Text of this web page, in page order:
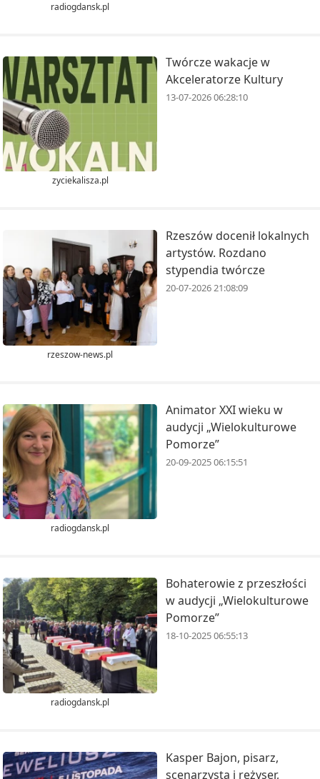
radiogdansk.pl
zyciekalisza.pl
Twórcze wakacje w
Akceleratorze Kultury
13-07-2026 06:28:10
rzeszow-news.pl
Rzeszów docenił lokalnych
artystów. Rozdano
stypendia twórcze
20-07-2026 21:08:09
radiogdansk.pl
Animator XXI wieku w
audycji „Wielokulturowe
Pomorze”
20-09-2025 06:15:51
radiogdansk.pl
Bohaterowie z przeszłości
w audycji „Wielokulturowe
Pomorze”
18-10-2025 06:55:13
Kasper Bajon, pisarz,
scenarzysta i reżyser,